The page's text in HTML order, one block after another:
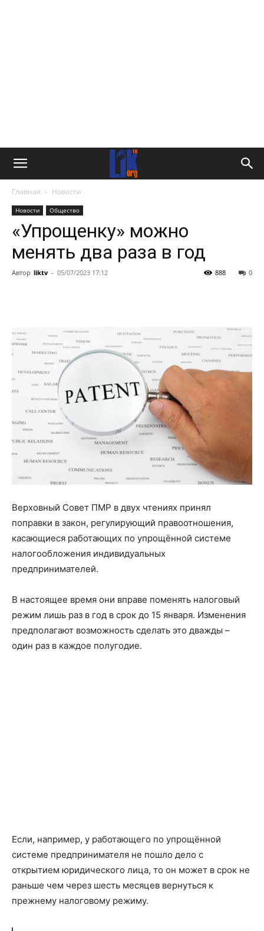
Главная Новости
Новости Общество
«Упрощенку» можно
менять два раза в год
Автор liktv - 05/07/2023 17:12 0
888
Верховный Совет ПМР в двух чтениях принял
поправки в закон, регулирующий правоотношения,
касающиеся работающих по упрощённой системе
налогообложения индивидуальных
предпринимателей.
В настоящее время они вправе поменять налоговый
режим лишь раз в год в срок до 15 января. Изменения
предполагают возможность сделать это дважды –
один раз в каждое полугодие.
Если, например, у работающего по упрощённой
системе предпринимателя не пошло дело с
открытием юридического лица, то он может в срок не
раньше чем через шесть месяцев вернуться к
прежнему налоговому режиму.